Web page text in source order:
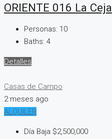
ORIENTE 016 La Ceja
Personas: 10
Baths: 4
Detalles
Casas de Campo
2 meses ago
ALQUILER
Día Baja $2,500,000